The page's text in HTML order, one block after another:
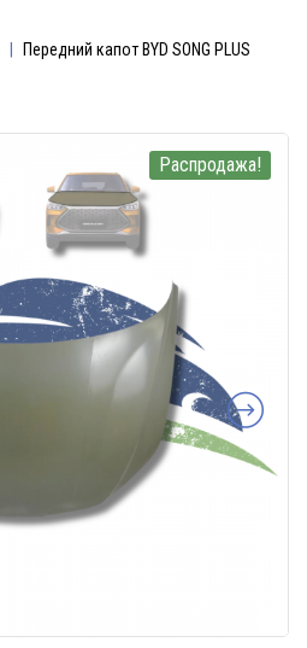
Передний капот BYD SONG PLUS
Распродажа!